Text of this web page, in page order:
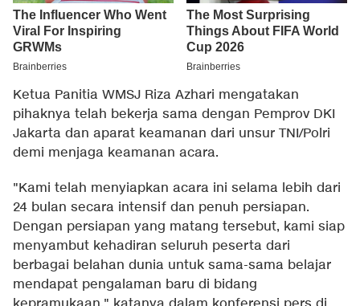
Ketua Panitia WMSJ Riza Azhari mengatakan
pihaknya telah bekerja sama dengan Pemprov DKI
Jakarta dan aparat keamanan dari unsur TNI/Polri
demi menjaga keamanan acara.
"Kami telah menyiapkan acara ini selama lebih dari
24 bulan secara intensif dan penuh persiapan.
Dengan persiapan yang matang tersebut, kami siap
menyambut kehadiran seluruh peserta dari
berbagai belahan dunia untuk sama-sama belajar
mendapat pengalaman baru di bidang